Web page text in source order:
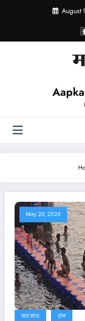
August
May 20, 2026
उत्तर प्रदेश होम